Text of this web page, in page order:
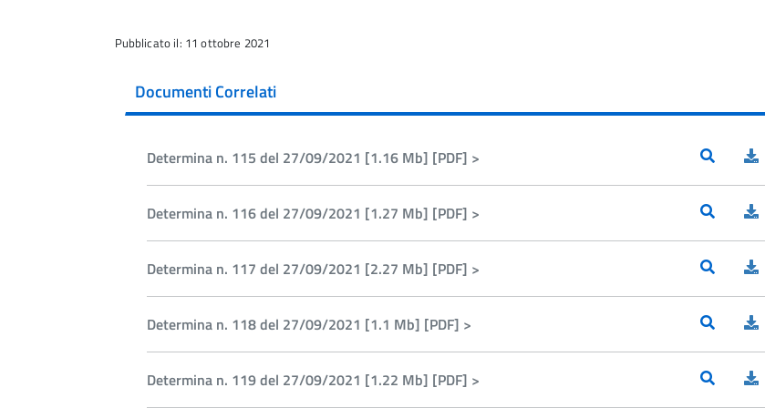
Pubblicato il: 11 ottobre 2021
Documenti Correlati
Determina n. 115 del 27/09/2021 [1.16 Mb] [PDF] >
Determina n. 116 del 27/09/2021 [1.27 Mb] [PDF] >
Determina n. 117 del 27/09/2021 [2.27 Mb] [PDF] >
Determina n. 118 del 27/09/2021 [1.1 Mb] [PDF] >
Determina n. 119 del 27/09/2021 [1.22 Mb] [PDF] >